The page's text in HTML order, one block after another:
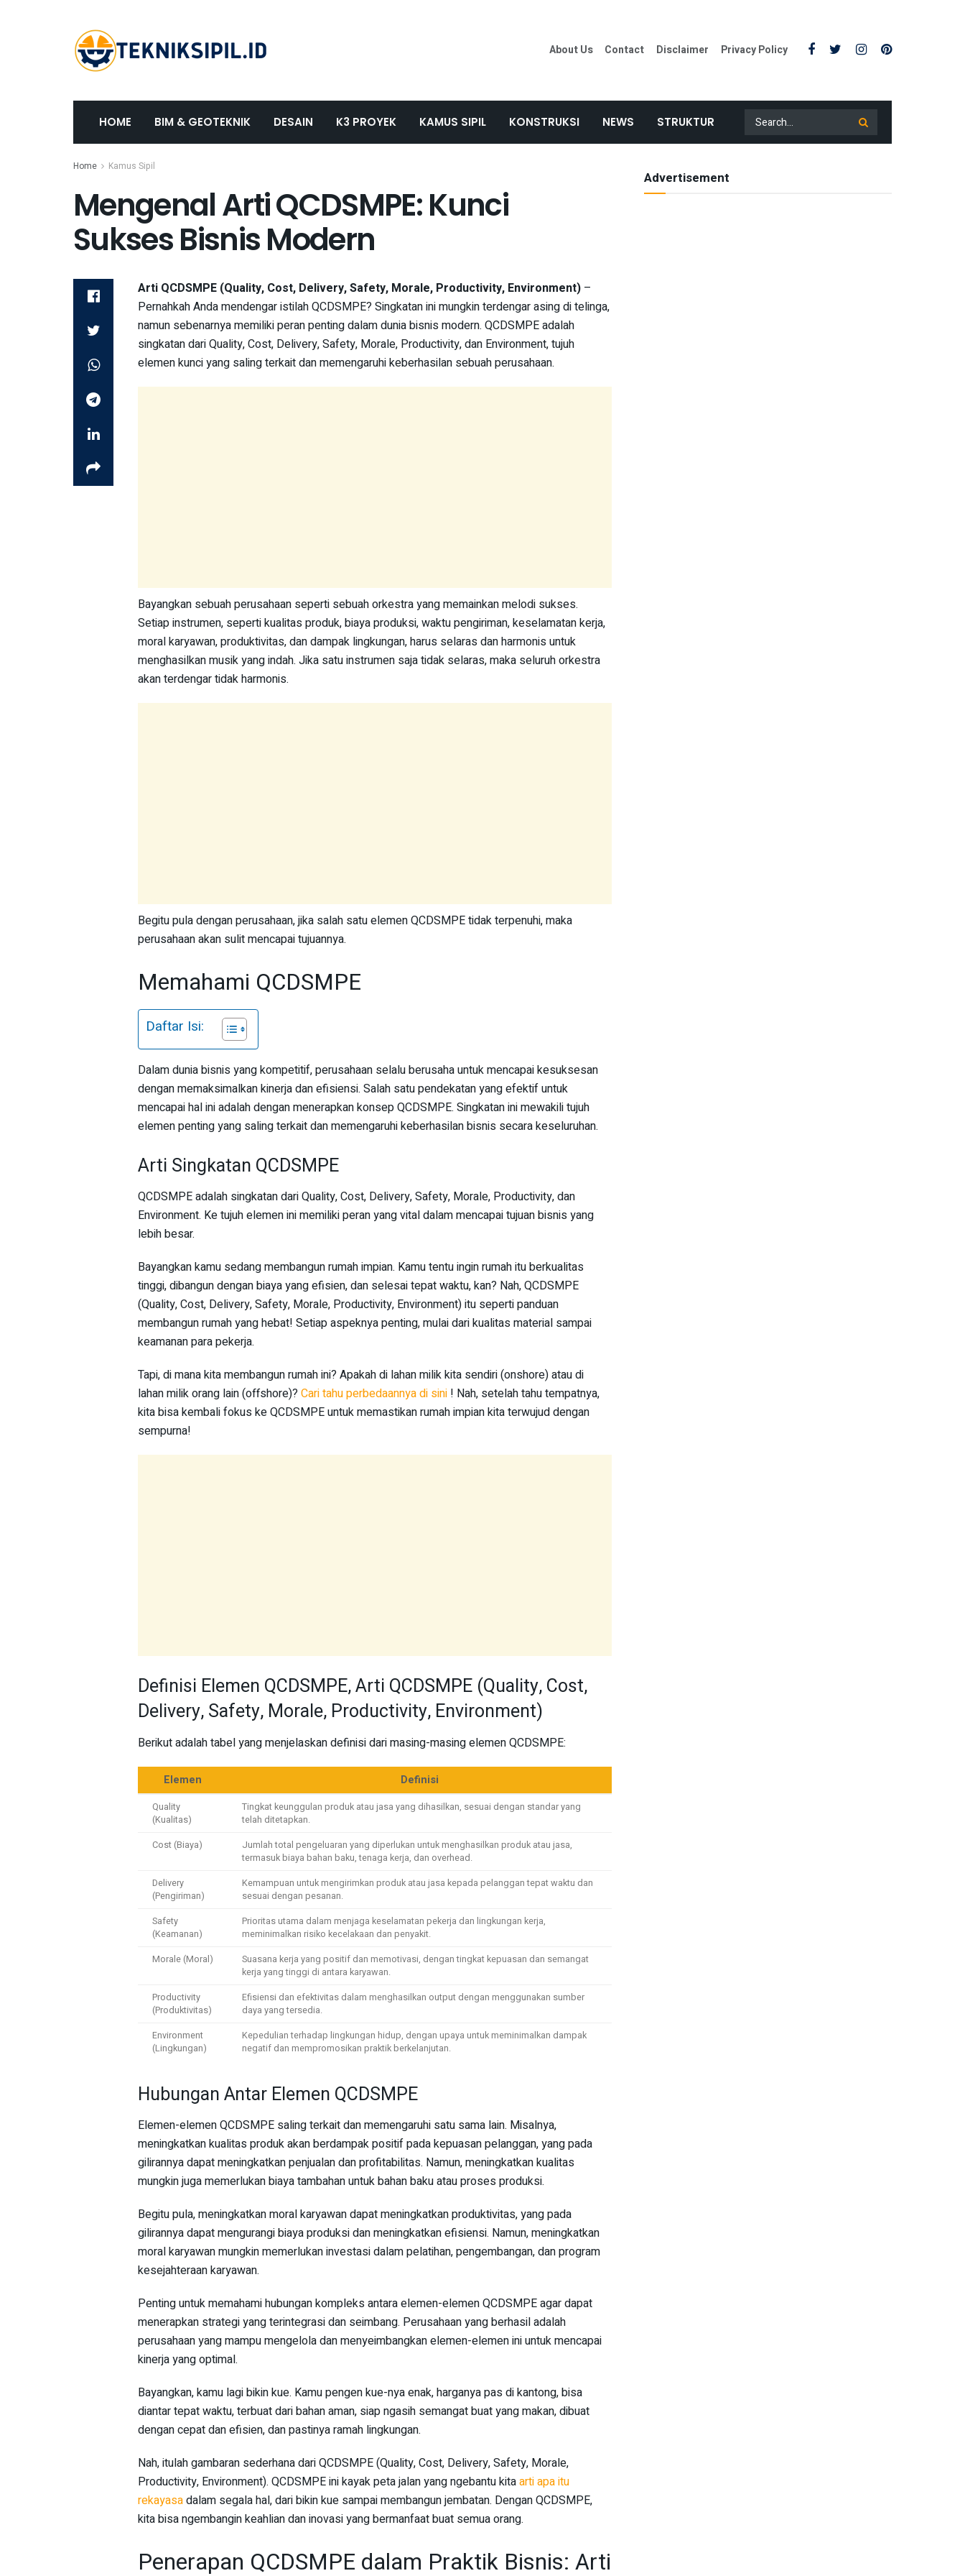
About Us Contact Disclaimer Privacy Policy
HOME BIM & GEOTEKNIK DESAIN K3 PROYEK KAMUS SIPIL KONSTRUKSI NEWS STRUKTUR
Home Kamus Sipil
Mengenal Arti QCDSMPE: Kunci
Sukses Bisnis Modern
Arti QCDSMPE (Quality, Cost, Delivery, Safety, Morale, Productivity, Environment) –
Pernahkah Anda mendengar istilah QCDSMPE? Singkatan ini mungkin terdengar asing di telinga,
namun sebenarnya memiliki peran penting dalam dunia bisnis modern. QCDSMPE adalah
singkatan dari Quality, Cost, Delivery, Safety, Morale, Productivity, dan Environment, tujuh
elemen kunci yang saling terkait dan memengaruhi keberhasilan sebuah perusahaan.
Bayangkan sebuah perusahaan seperti sebuah orkestra yang memainkan melodi sukses.
Setiap instrumen, seperti kualitas produk, biaya produksi, waktu pengiriman, keselamatan kerja,
moral karyawan, produktivitas, dan dampak lingkungan, harus selaras dan harmonis untuk
menghasilkan musik yang indah. Jika satu instrumen saja tidak selaras, maka seluruh orkestra
akan terdengar tidak harmonis.
Begitu pula dengan perusahaan, jika salah satu elemen QCDSMPE tidak terpenuhi, maka
perusahaan akan sulit mencapai tujuannya.
Memahami QCDSMPE
Daftar Isi:
Dalam dunia bisnis yang kompetitif, perusahaan selalu berusaha untuk mencapai kesuksesan
dengan memaksimalkan kinerja dan efisiensi. Salah satu pendekatan yang efektif untuk
mencapai hal ini adalah dengan menerapkan konsep QCDSMPE. Singkatan ini mewakili tujuh
elemen penting yang saling terkait dan memengaruhi keberhasilan bisnis secara keseluruhan.
Arti Singkatan QCDSMPE
QCDSMPE adalah singkatan dari Quality, Cost, Delivery, Safety, Morale, Productivity, dan
Environment. Ke tujuh elemen ini memiliki peran yang vital dalam mencapai tujuan bisnis yang
lebih besar.
Bayangkan kamu sedang membangun rumah impian. Kamu tentu ingin rumah itu berkualitas
tinggi, dibangun dengan biaya yang efisien, dan selesai tepat waktu, kan? Nah, QCDSMPE
(Quality, Cost, Delivery, Safety, Morale, Productivity, Environment) itu seperti panduan
membangun rumah yang hebat! Setiap aspeknya penting, mulai dari kualitas material sampai
keamanan para pekerja.
Tapi, di mana kita membangun rumah ini? Apakah di lahan milik kita sendiri (onshore) atau di
lahan milik orang lain (offshore)?Cari tahu perbedaannya di sini ! Nah, setelah tahu tempatnya,
kita bisa kembali fokus ke QCDSMPE untuk memastikan rumah impian kita terwujud dengan
sempurna!
Definisi Elemen QCDSMPE, Arti QCDSMPE (Quality, Cost,
Delivery, Safety, Morale, Productivity, Environment)
Berikut adalah tabel yang menjelaskan definisi dari masing-masing elemen QCDSMPE:
Elemen Definisi
Quality
(Kualitas)
Tingkat keunggulan produk atau jasa yang dihasilkan, sesuai dengan standar yang
telah ditetapkan.
Cost (Biaya)
Jumlah total pengeluaran yang diperlukan untuk menghasilkan produk atau jasa,
termasuk biaya bahan baku, tenaga kerja, dan overhead.
Delivery
(Pengiriman)
Kemampuan untuk mengirimkan produk atau jasa kepada pelanggan tepat waktu dan
sesuai dengan pesanan.
Safety
(Keamanan)
Prioritas utama dalam menjaga keselamatan pekerja dan lingkungan kerja,
meminimalkan risiko kecelakaan dan penyakit.
Morale (Moral)
Suasana kerja yang positif dan memotivasi, dengan tingkat kepuasan dan semangat
kerja yang tinggi di antara karyawan.
Productivity
(Produktivitas)
Efisiensi dan efektivitas dalam menghasilkan output dengan menggunakan sumber
daya yang tersedia.
Environment
(Lingkungan)
Kepedulian terhadap lingkungan hidup, dengan upaya untuk meminimalkan dampak
negatif dan mempromosikan praktik berkelanjutan.
Hubungan Antar Elemen QCDSMPE
Elemen-elemen QCDSMPE saling terkait dan memengaruhi satu sama lain. Misalnya,
meningkatkan kualitas produk akan berdampak positif pada kepuasan pelanggan, yang pada
gilirannya dapat meningkatkan penjualan dan profitabilitas. Namun, meningkatkan kualitas
mungkin juga memerlukan biaya tambahan untuk bahan baku atau proses produksi.
Begitu pula, meningkatkan moral karyawan dapat meningkatkan produktivitas, yang pada
gilirannya dapat mengurangi biaya produksi dan meningkatkan efisiensi. Namun, meningkatkan
moral karyawan mungkin memerlukan investasi dalam pelatihan, pengembangan, dan program
kesejahteraan karyawan.
Penting untuk memahami hubungan kompleks antara elemen-elemen QCDSMPE agar dapat
menerapkan strategi yang terintegrasi dan seimbang. Perusahaan yang berhasil adalah
perusahaan yang mampu mengelola dan menyeimbangkan elemen-elemen ini untuk mencapai
kinerja yang optimal.
Bayangkan, kamu lagi bikin kue. Kamu pengen kue-nya enak, harganya pas di kantong, bisa
diantar tepat waktu, terbuat dari bahan aman, siap ngasih semangat buat yang makan, dibuat
dengan cepat dan efisien, dan pastinya ramah lingkungan.
Nah, itulah gambaran sederhana dari QCDSMPE (Quality, Cost, Delivery, Safety, Morale,
Productivity, Environment). QCDSMPE ini kayak peta jalan yang ngebantu kitaarti apa itu
rekayasadalam segala hal, dari bikin kue sampai membangun jembatan. Dengan QCDSMPE,
kita bisa ngembangin keahlian dan inovasi yang bermanfaat buat semua orang.
Penerapan QCDSMPE dalam Praktik Bisnis: Arti
Advertisement